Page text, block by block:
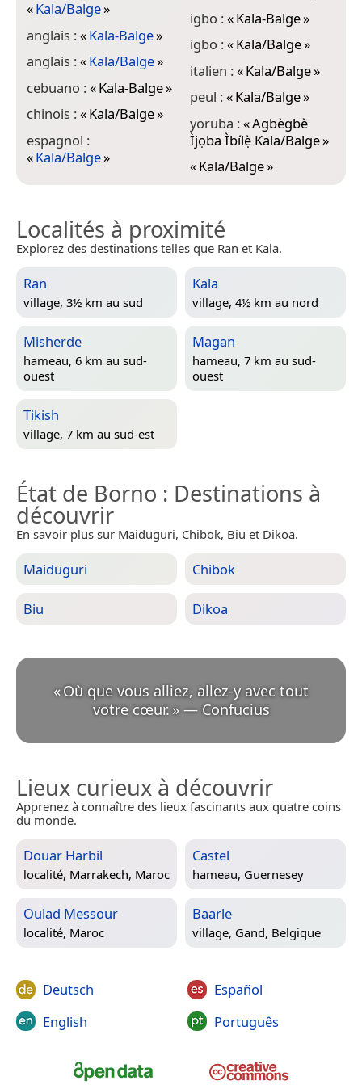
«Kala/Balge»
anglais :«Kala-Balge»
anglais :«Kala/Balge»
cebuano :«Kala-Balge»
chinois :«Kala/Balge»
espagnol :
«Kala/Balge»
igbo :«Kala-Balge»
igbo :«Kala/Balge»
italien :«Kala/Balge»
peul :«Kala/Balge»
yoruba :«Agbègbè
Ìjọba Ìbílẹ̀ Kala/Balge»
«Kala/Balge»
Localités à proximité
Explorez des destinations telles que Ran et Kala.
Ran
village, 3½ km au sud
Kala
village, 4½ km au nord
Misherde
hameau, 6 km au sud-
ouest
Magan
hameau, 7 km au sud-
ouest
Tikish
village, 7 km au sud-est
État de Borno : Destinations à
découvrir
En savoir plus sur Maiduguri, Chibok, Biu et Dikoa.
Maiduguri Chibok
Biu Dikoa
«Où que vous alliez, allez-y avec tout
votre cœur. » — Confucius
Lieux curieux à découvrir
Apprenez à connaître des lieux fascinants aux quatre coins
du monde.
Douar Harbil
localité, Marrakech, Maroc
Castel
hameau, Guernesey
Oulad Messour
localité, Maroc
Baarle
village, Gand, Belgique
Deutsch
English
Español
Português